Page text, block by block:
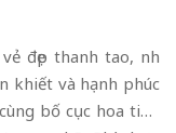
đẹp thanh tao, nhẹ
khiết và hạnh phúc
bố cục hoa tinh